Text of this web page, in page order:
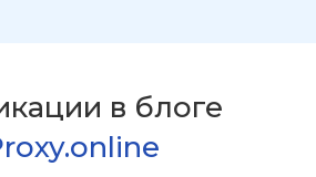
в блоге